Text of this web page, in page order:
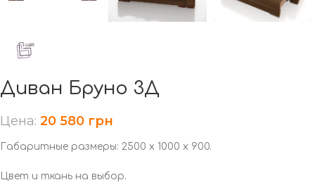
Диван Бруно 3Д
Цена: 20 580 грн
Габаритные размеры: 2500 х 1000 х 900.
Цвет и ткань на выбор.